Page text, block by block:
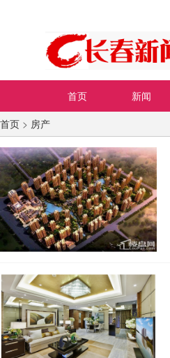
首页 新闻
首页 > 房产